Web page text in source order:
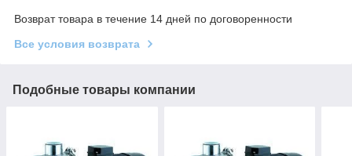
Возврат товара в течение 14 дней по договоренности
Все условия возврата
Подобные товары компании